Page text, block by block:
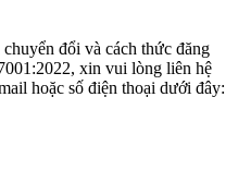
đổi và cách thức đăng
xin vui lòng liên hệ
hoặc số điện thoại dưới đây: